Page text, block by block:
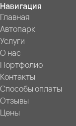
Навигация
Главная
Автопарк
Услуги
О нас
Портфолио
Контакты
Способы оплаты
Отзывы
Цены